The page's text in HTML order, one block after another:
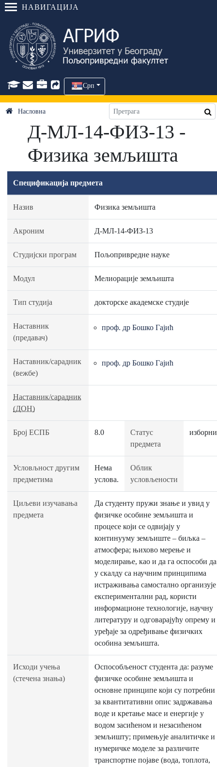
НАВИГАЦИЈА
Срп
Насловна
Д-МЛ-14-ФИЗ-13 -
Физика земљишта
Спецификација предмета
Назив Физика земљишта
Акроним Д-МЛ-14-ФИЗ-13
Студијски програм Пољопривредне науке
Модул Мелиорације земљишта
Тип студија докторске академске студије
Наставник
(предавач)
проф. др Бошко Гајић
Наставник/сарадник
(вежбе)
проф. др Бошко Гајић
Наставник/сарадник
(ДОН)
Број ЕСПБ 8.0
Статус
предмета
изборни
Условљност другим
предметима
Нема
услова.
Облик
условљености
Циљеви изучавања
предмета
Да студенту пружи знање и увид у
физичке особине земљишта и
процесе који се одвијају у
континууму земљиште – биљка –
атмосфера; њихово мерење и
моделирање, као и да га оспособи да
у скалду са научним принципима
истраживања самостално организује
експериментални рад, користи
информационе технологије, научну
литературу и одговарајућу опрему и
уређаје за одређивање физичких
особина земљишта.
Исходи учења
(стечена знања)
Оспособљеност студента да: разуме
физичке особине земљишта и
основне принципе који су потребни
за квантитативни опис задржавања
воде и кретање масе и енергије у
водом засићеном и незасићеном
земљишту; примењује аналитичке и
нумеричке моделе за различите
транспортне појаве (вода, топлота,